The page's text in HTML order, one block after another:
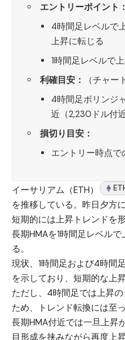
エントリーポイント：
4時間足レベルで
上昇に転じる
1時間足レベルで
利確目安：
（チャー
4時間足ボリンジ
近（2,230ドル付近
損切り目安：
エントリー時点で
イーサリアム（ETH）
を推移している。昨日夕方
短期的には上昇トレンドを
長期HMAを1時間足レベル
る。
現状、1時間足および4時間
を示しており、短期的な上
ただし、4時間足では上昇
ため、トレンド転換には至
長期HMA付近では一旦上昇
目形成を挟みながら再度上